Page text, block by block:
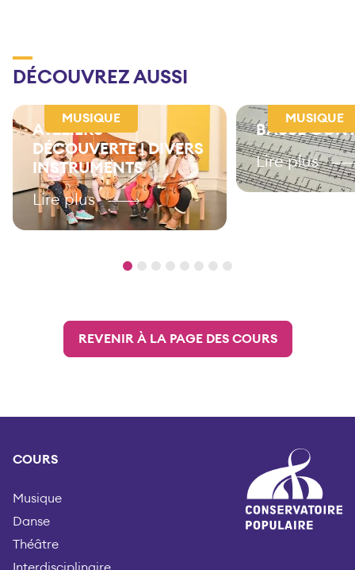
DÉCOUVREZ AUSSI
MUSIQUE
ATELIERS
DÉCOUVERTE | DIVERS
INSTRUMENTS
Lire plus
MUSIQUE
BASSE
Lire plus
REVENIR À LA PAGE DES COURS
COURS
Musique
Danse
Théâtre